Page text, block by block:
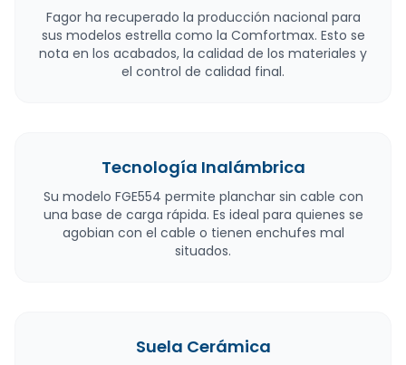
Fagor ha recuperado la producción nacional para
sus modelos estrella como la Comfortmax. Esto se
nota en los acabados, la calidad de los materiales y
el control de calidad final.
Tecnología Inalámbrica
Su modelo FGE554 permite planchar sin cable con
una base de carga rápida. Es ideal para quienes se
agobian con el cable o tienen enchufes mal
situados.
Suela Cerámica